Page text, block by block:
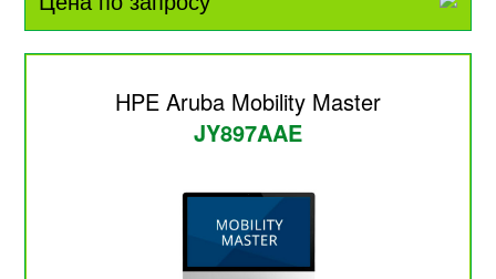
HPE Aruba Mobility Master
JY897AAE